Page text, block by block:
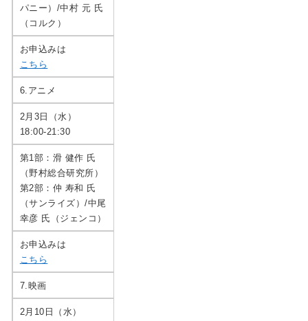
パニー）/中村 元 氏
（コルク）
お申込みは
こちら
6.アニメ
2月3日（水）
18:00-21:30
第1部：滑 健作 氏
（野村総合研究所）
第2部：仲 寿和 氏
（サンライズ）/中尾
幸彦 氏（ジェンコ）
お申込みは
こちら
7.映画
2月10日（水）